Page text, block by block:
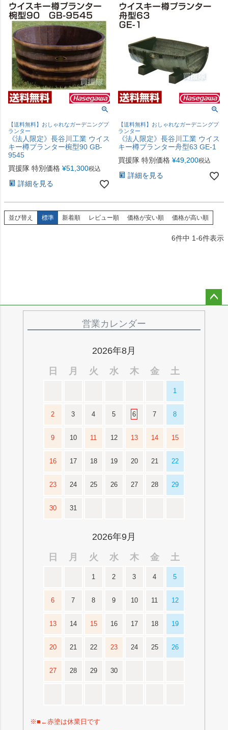
【送料無料】おしゃれなガーデニングプ
ランター
《法人限定》長谷川工業 ウイス
キー樽プランター椀型90 GB-
9545
買援隊 特別価格 ¥51,300税込
詳細を見る
【送料無料】おしゃれなガーデニングプ
ランター
《法人限定》長谷川工業 ウイス
キー樽プランター舟型63 GE-1
買援隊 特別価格 ¥49,200税込
詳細を見る
並び替え 標準 新着順 レビュー順 価格が安い順 価格が高い順
6件中 1-6件表示
営業カレンダー
2026年8月
日
月 火 水 木 金 土
1
2 3 4 5 6 7 8
9 10 11 12 13 14 15
16 17 18 19 20 21 22
23 24 25 26 27 28 29
30 31
2026年9月
日
月 火 水 木 金 土
1 2 3 4 5
6 7 8 9 10 11 12
13 14 15 16 17 18 19
20 21 22 23 24 25 26
27 28 29 30
※■←赤塗は休業日です